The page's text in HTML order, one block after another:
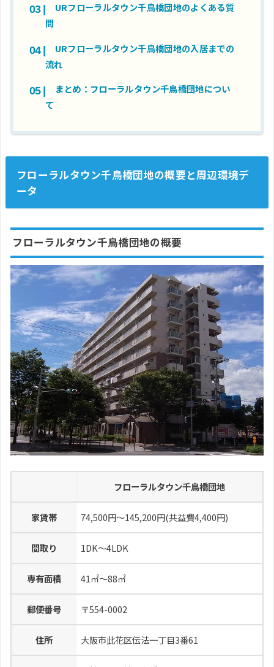
URフローラルタウン千鳥橋団地のよくある質
問
URフローラルタウン千鳥橋団地の入居までの
流れ
まとめ：フローラルタウン千鳥橋団地につい
て
フローラルタウン千鳥橋団地の概要と周辺環境デ
ータ
フローラルタウン千鳥橋団地の概要
フローラルタウン千鳥橋団地
家賃帯 74,500円～145,200円(共益費4,400円)
間取り 1DK～4LDK
専有面積 41㎡～88㎡
郵便番号 〒554-0002
住所 大阪市此花区伝法一丁目3番61